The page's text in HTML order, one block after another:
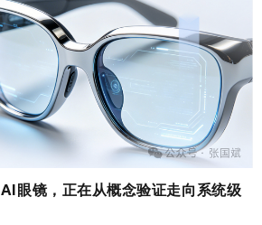
AI眼镜，正在从概念验证走向系统级